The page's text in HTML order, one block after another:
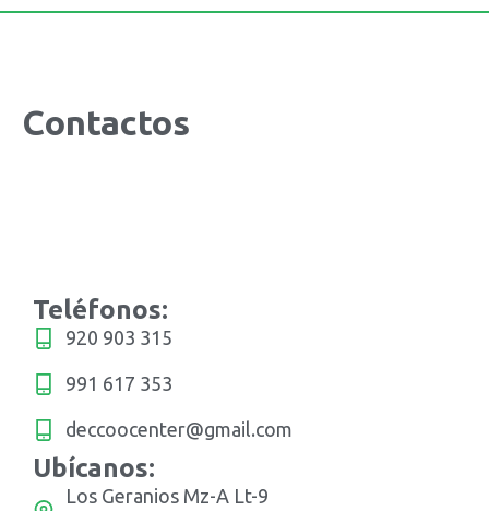
Contactos
Teléfonos:
920 903 315
991 617 353
deccoocenter@gmail.com
Ubícanos:
Los Geranios Mz-A Lt-9